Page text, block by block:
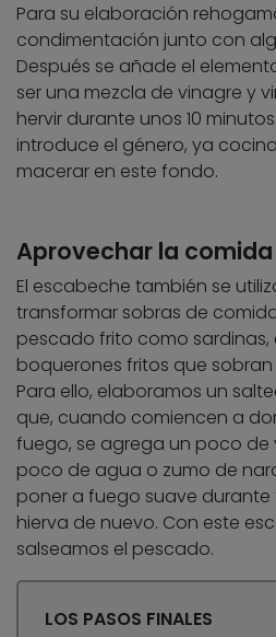
Para su elaboración
condimentación junto con
Después se añade el
ser una mezcla de vinagre y
hervir durante unos 10
introduce el género, ya
macerar en este fondo.
Aprovechar la comida
El escabeche también se
transformar sobras de
pescado frito como sardinas,
boquerones fritos que
Para ello, elaboramos un
que, cuando comiencen a
fuego, se agrega un poco de
poco de agua o zumo de
poner a fuego suave
hierva de nuevo. Con este
salseamos el pescado.
LOS PASOS FINALES